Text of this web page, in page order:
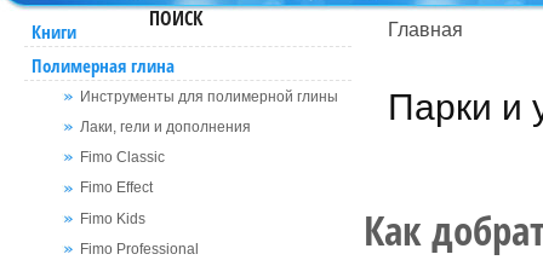
ПОИСК
Книги
Полимерная глина
Инструменты для полимерной глины
Лаки, гели и дополнения
Fimo Classic
Fimo Effect
Fimo Kids
Fimo Professional
Главная
Парки и
Как